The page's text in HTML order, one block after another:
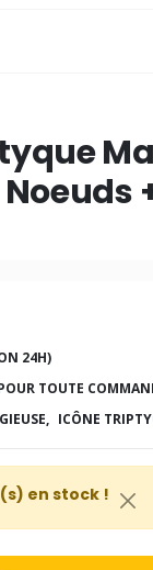
24H)
TOUTE
ICÔNE
en stock !